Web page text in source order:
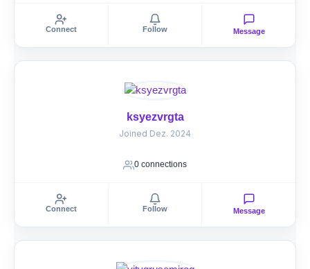
Connect Follow Message
ksyezvrgta
Joined Dez. 2024
0 connections
Connect Follow Message